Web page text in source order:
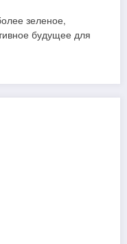
зеленое,
будущее для